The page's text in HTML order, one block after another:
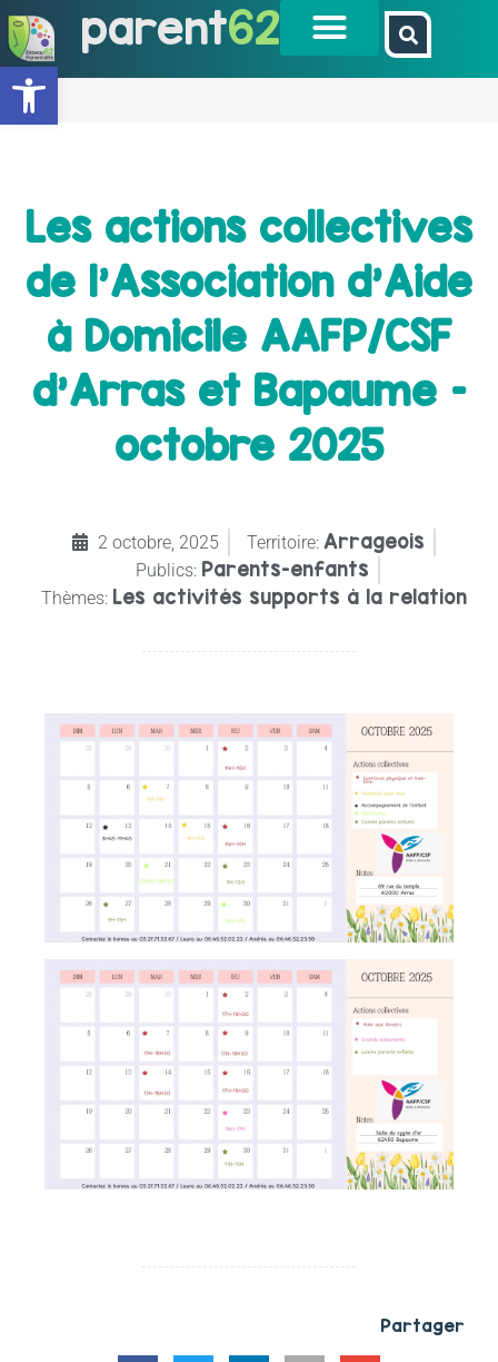
Ouvrir la barre d’outils
parent62
Les actions collectives
de l’Association d’Aide
à Domicile AAFP/CSF
d’Arras et Bapaume –
octobre 2025
2 octobre, 2025 Territoire: Arrageois
Publics: Parents-enfants
Thèmes: Les activités supports à la relation
Partager